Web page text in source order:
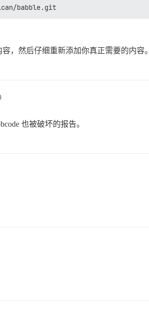
babble.git
，然后仔细重新添加你真正需要的内容。
也被破坏的报告。